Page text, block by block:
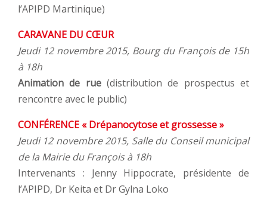
l’APIPD Martinique)
CARAVANE DU CŒUR
Jeudi 12 novembre 2015, Bourg du François de 15h
à 18h
Animation de rue(distribution de prospectus et
rencontre avec le public)
CONFÉRENCE « Drépanocytose et grossesse »
Jeudi 12 novembre 2015, Salle du Conseil municipal
de la Mairie du François à 18h
Intervenants : Jenny Hippocrate, présidente de
l’APIPD, Dr Keita et Dr Gylna Loko